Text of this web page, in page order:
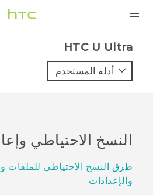
VIVE
VIVERSE
البرامج + التطبيقات
الدعم
HTC U Ultra‎
أدلة المستخدم
النسخ الاحتياطي
طرق النسخ الاحتياطي للملفات
والإعدادات